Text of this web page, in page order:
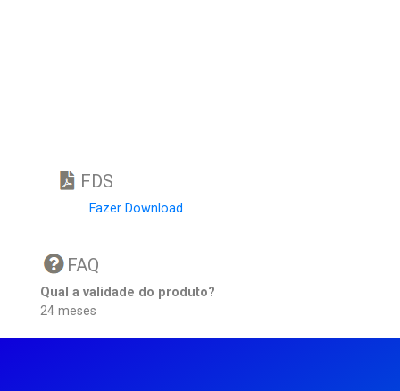
FDS
Fazer Download
FAQ
Qual a validade do produto?
24 meses